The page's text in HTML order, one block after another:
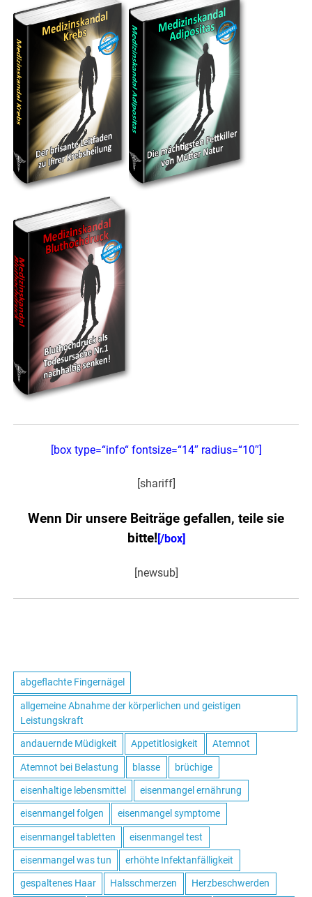
[box type=“info“ fontsize=“14″ radius=“10″]
[shariff]
Wenn Dir unsere Beiträge gefallen, teile sie
bitte! [/box]
[newsub]
abgeflachte Fingernägel
allgemeine Abnahme der körperlichen und geistigen
Leistungskraft
andauernde Müdigkeit Appetitlosigkeit Atemnot
Atemnot bei Belastung blasse brüchige
eisenhaltige lebensmittel eisenmangel ernährung
eisenmangel folgen eisenmangel symptome
eisenmangel tabletten eisenmangel test
eisenmangel was tun erhöhte Infektanfälligkeit
gespaltenes Haar Halsschmerzen Herzbeschwerden